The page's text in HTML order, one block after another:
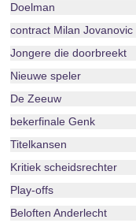
Doelman
contract Milan Jovanovic
Jongere die doorbreekt
Nieuwe speler
De Zeeuw
bekerfinale Genk
Titelkansen
Kritiek scheidsrechter
Play-offs
Beloften Anderlecht